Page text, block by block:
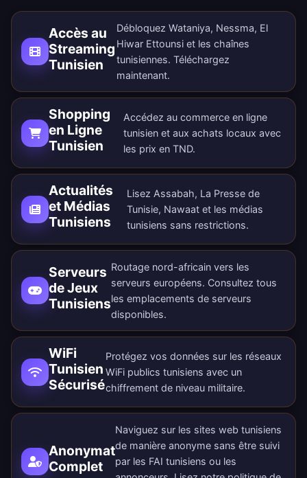
Accès au
Streaming
Tunisien
Débloquez Wataniya, Nessma, El
Hiwar Ettounsi et les chaînes
tunisiennes.Téléchargez
maintenant.
Shopping
en Ligne
Tunisien
Accédez au commerce en ligne
tunisien et aux achats locaux avec
les prix en TND.
Actualités
et Médias
Tunisiens
Lisez Assabah, La Presse de
Tunisie, Nawaat et les médias
tunisiens sans restrictions.
Serveurs
de Jeux
Tunisiens
Routage nord-africain vers les
serveurs européens. Consultez tous
les emplacements de serveurs
disponibles.
WiFi
Tunisien
Sécurisé
Protégez vos données sur les réseaux
WiFi publics tunisiens avec un
chiffrement de niveau militaire.
Anonymat
Complet
Naviguez sur les sites web tunisiens
de manière anonyme sans être suivi
par les FAI tunisiens ou les